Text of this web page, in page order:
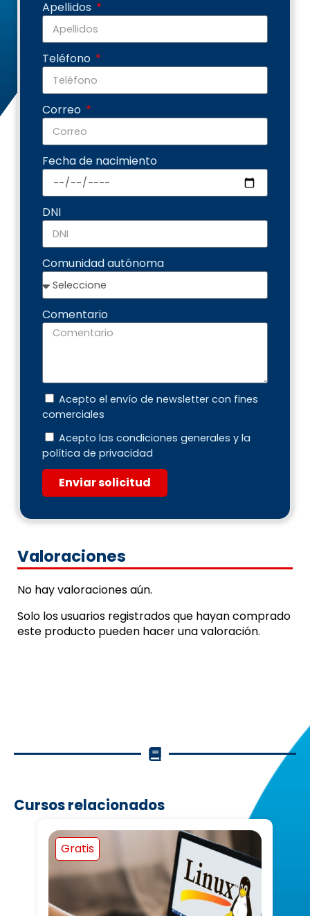
Apellidos
Teléfono
Correo
Fecha de nacimiento
DNI
Comunidad autónoma
Comentario
Acepto el envío de newsletter con fines
comerciales
Acepto las condiciones generales y la
política de privacidad
Enviar solicitud
Valoraciones
No hay valoraciones aún.
Solo los usuarios registrados que hayan comprado
este producto pueden hacer una valoración.
Cursos relacionados
Gratis